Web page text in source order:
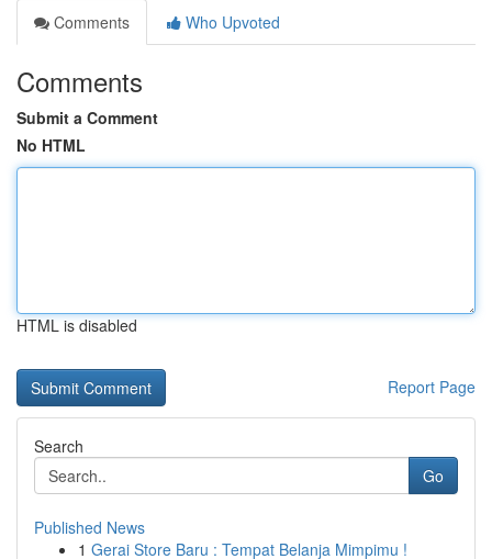
Comments
Who Upvoted
Comments
Submit a Comment
No HTML
HTML is disabled
Report Page
Search
Go
Published News
1 Gerai Store Baru : Tempat Belanja Mimpimu !